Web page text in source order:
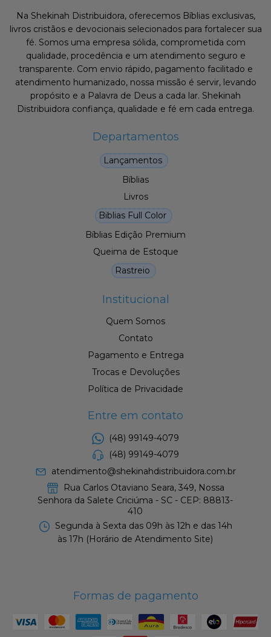
Na Shekinah Distribuidora, oferecemos Bíblias exclusivas,
livros cristãos e devocionais selecionados para fortalecer sua
fé. Somos uma empresa sólida, comprometida com
qualidade, procedência e um atendimento seguro e
transparente. Com envio rápido, pagamento facilitado e
atendimento humanizado, nossa missão é servir, levando
propósito e a Palavra de Deus a cada lar. Shekinah
Distribuidora confiança, qualidade e fé em cada entrega.
Departamentos
Lançamentos
Bíblias
Livros
Biblias Full Color
Bíblias Edição Premium
Queima de Estoque
Rastreio
Institucional
Quem Somos
Contato
Pagamento e Entrega
Trocas e Devoluções
Política de Privacidade
Entre em contato
(48) 99149-4079
(48) 99149-4079
atendimento@shekinahdistribuidora.com.br
Rua Carlos Otaviano Seara, 349, Nossa
Senhora da Salete Criciúma - SC - CEP: 88813-
410
Segunda à Sexta das 09h às 12h e das 14h
às 17h (Horário de Atendimento Site)
Formas de pagamento